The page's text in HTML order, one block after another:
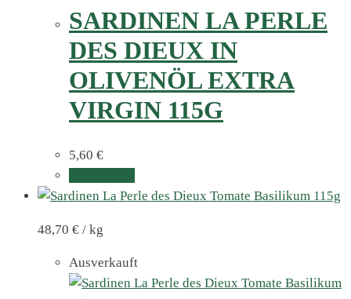
SARDINEN LA PERLE
DES DIEUX IN
OLIVENÖL EXTRA
VIRGIN 115G
5,60 €
48,70 € / kg
Ausverkauft